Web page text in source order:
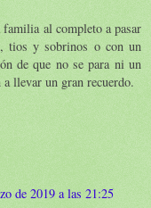
al completo a pasar
tios y sobrinos o con un
de que no se para ni un
llevar un gran recuerdo.
de 2019 a las 21:25